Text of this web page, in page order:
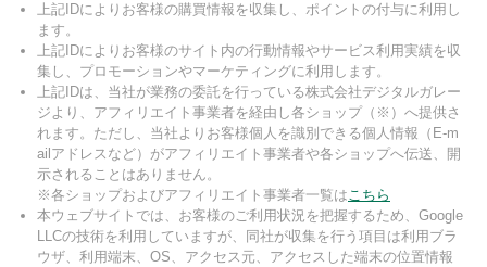
上記IDによりお客様の購買情報を収集し、ポイントの付与に利用し
ます。
上記IDによりお客様のサイト内の行動情報やサービス利用実績を収
集し、プロモーションやマーケティングに利用します。
上記IDは、当社が業務の委託を行っている株式会社デジタルガレー
ジより、アフィリエイト事業者を経由し各ショップ（※）へ提供さ
れます。ただし、当社よりお客様個人を識別できる個人情報（E-m
ailアドレスなど）がアフィリエイト事業者や各ショップへ伝送、開
示されることはありません。
※各ショップおよびアフィリエイト事業者一覧はこちら
本ウェブサイトでは、お客様のご利用状況を把握するため、Google
LLCの技術を利用していますが、同社が収集を行う項目は利用ブラ
ウザ、利用端末、OS、アクセス元、アクセスした端末の位置情報